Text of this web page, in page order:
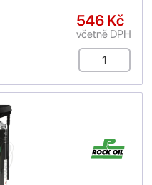
546 Kč
včetně DPH